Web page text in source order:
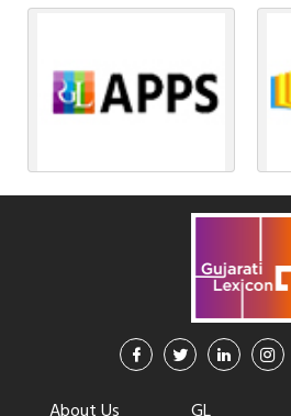
About Us GL